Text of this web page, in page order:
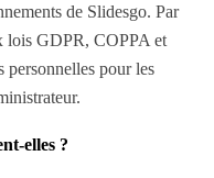
de Slidesgo. Par
lois GDPR, COPPA et
personnelles pour les
elles ?